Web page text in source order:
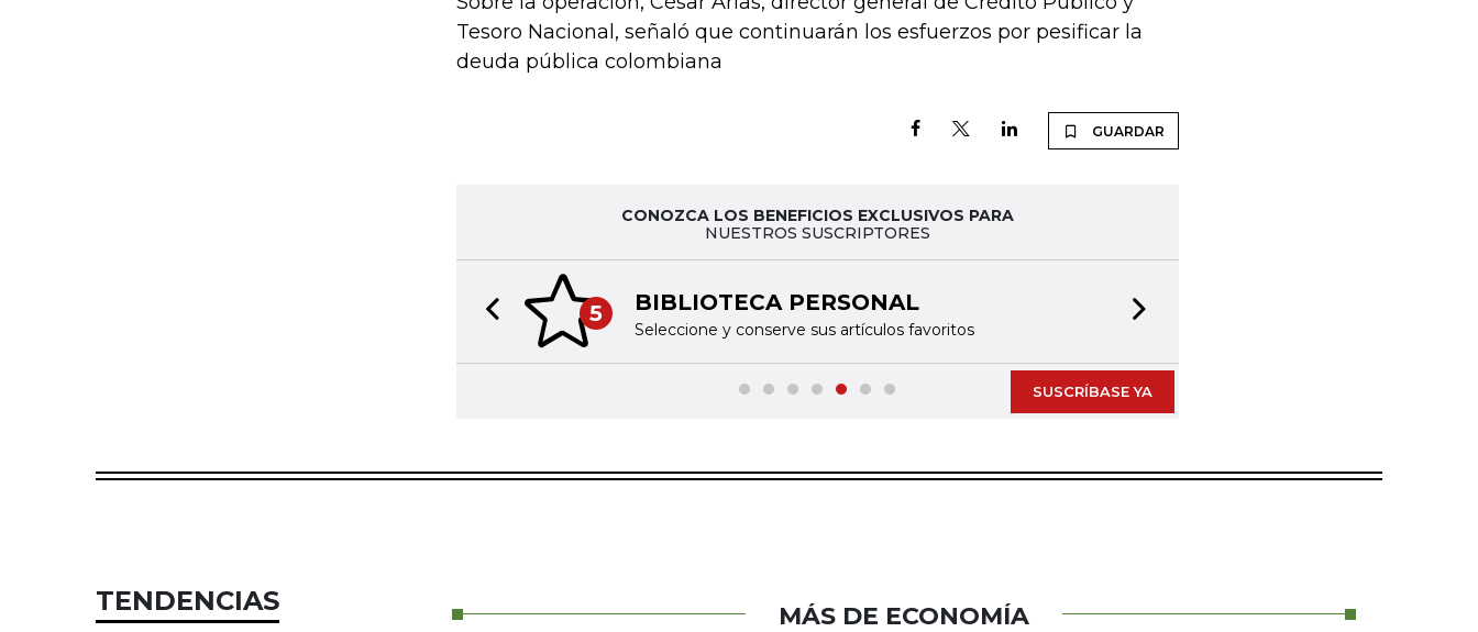
Tesoro Nacional, señaló que continuarán los esfuerzos por pesificar la
deuda pública colombiana
GUARDAR
CONOZCA LOS BENEFICIOS EXCLUSIVOS PARA
NUESTROS SUSCRIPTORES
5 BIBLIOTECA PERSONAL
Seleccione y conserve sus artículos favoritos
Previous slide
SUSCRÍBASE YA
TENDENCIAS MÁS DE ECONOMÍA